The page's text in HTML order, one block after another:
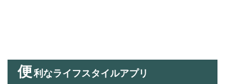
便利なライフスタイルアプリ